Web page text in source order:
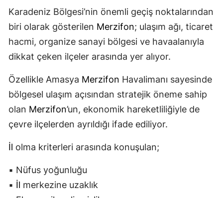
Karadeniz Bölgesi’nin önemli geçiş noktalarından
biri olarak gösterilen Merzifon; ulaşım ağı, ticaret
hacmi, organize sanayi bölgesi ve havaalanıyla
dikkat çeken ilçeler arasında yer alıyor.
Özellikle Amasya Merzifon Havalimanı sayesinde
bölgesel ulaşım açısından stratejik öneme sahip
olan Merzifon’un, ekonomik hareketliliğiyle de
çevre ilçelerden ayrıldığı ifade ediliyor.
İl olma kriterleri arasında konuşulan;
▪️ Nüfus yoğunluğu
▪️ İl merkezine uzaklık